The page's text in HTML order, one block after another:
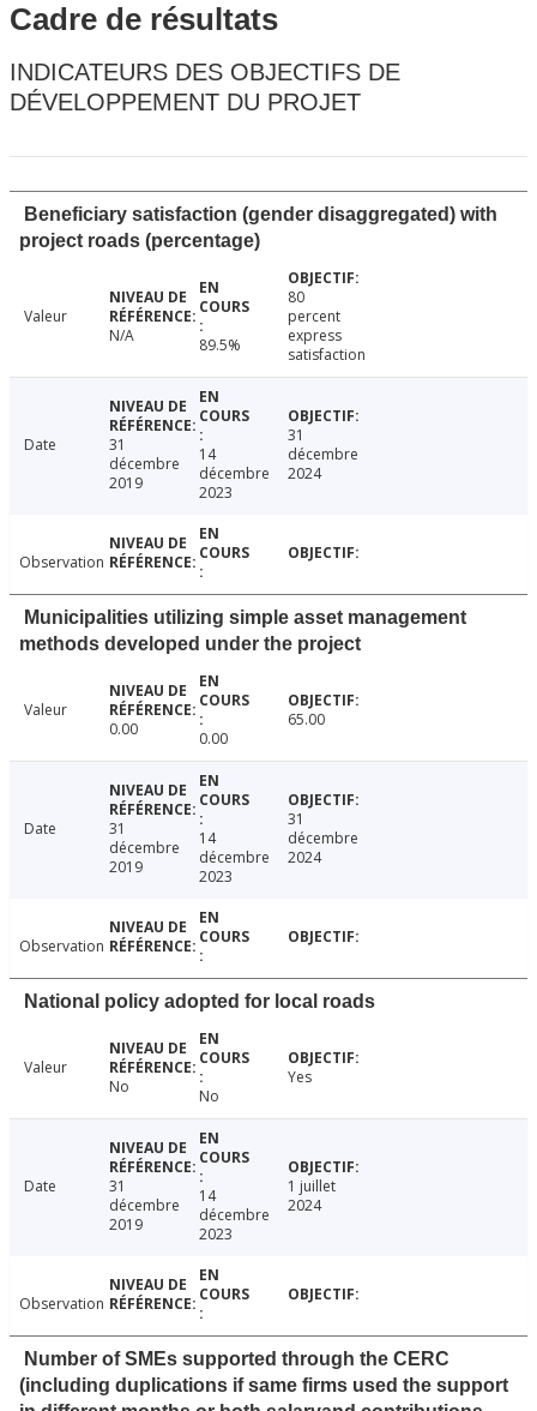
Cadre de résultats
INDICATEURS DES OBJECTIFS DE
DÉVELOPPEMENT DU PROJET
Beneficiary satisfaction (gender disaggregated) with
project roads (percentage)
Valeur
N/A
89.5%
80
percent
express
satisfaction
Date
31
décembre
2019
14
décembre
2023
31
décembre
2024
Observation
Municipalities utilizing simple asset management
methods developed under the project
Valeur
0.00
0.00
65.00
Date
31
décembre
2019
14
décembre
2023
31
décembre
2024
Observation
National policy adopted for local roads
Valeur
No
No
Yes
Date
31
décembre
2019
14
décembre
2023
1 juillet
2024
Observation
Number of SMEs supported through the CERC
(including duplications if same firms used the support